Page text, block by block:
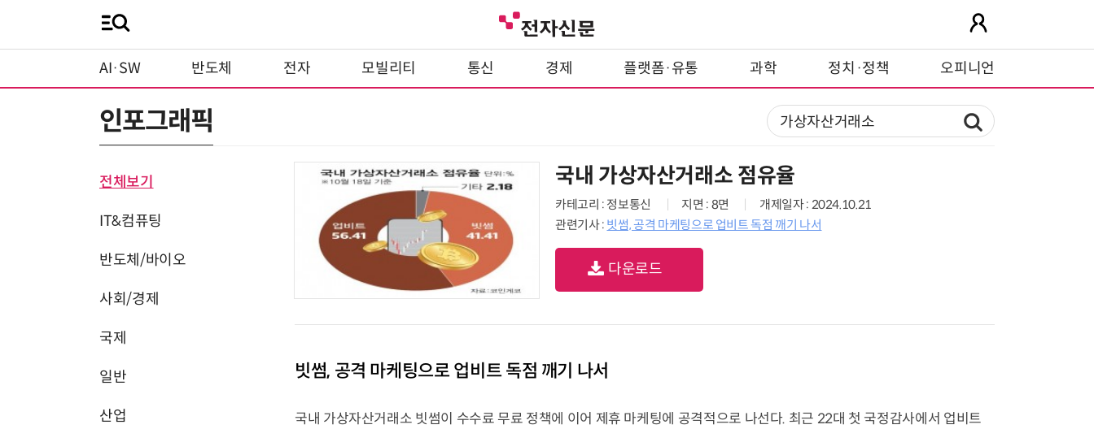
AI·SW 반도체 전자 모빌리티 통신 경제 플랫폼·유통 과학 정치·정책 오피니언
인포그래픽
전체보기
IT&컴퓨팅
반도체/바이오
사회/경제
국제
일반
산업
국내 가상자산거래소 점유율
카테고리 : 정보통신 지면 : 8면
개제일자 : 2024.10.21
관련기사 : 빗썸, 공격 마케팅으로 업비트 독점 깨기 나서
다운로드
빗썸, 공격 마케팅으로 업비트 독점 깨기 나서
국내 가상자산거래소 빗썸이 수수료 무료 정책에 이어 제휴 마케팅에 공격적으로 나선다. 최근 22대 첫 국정감사에서 업비트